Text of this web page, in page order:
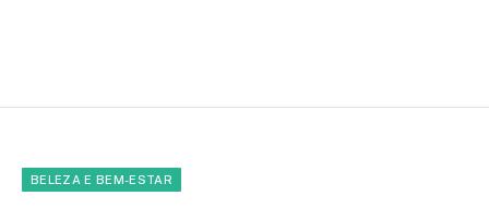
BELEZA E BEM-ESTAR